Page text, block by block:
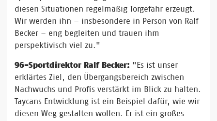
diesen Situationen regelmäßig Torgefahr erzeugt.
Wir werden ihn – insbesondere in Person von Ralf
Becker – eng begleiten und trauen ihm
perspektivisch viel zu."
96-Sportdirektor Ralf Becker: "Es ist unser
erklärtes Ziel, den Übergangsbereich zwischen
Nachwuchs und Profis verstärkt im Blick zu halten.
Taycans Entwicklung ist ein Beispiel dafür, wie wir
diesen Weg gestalten wollen. Er ist ein großes